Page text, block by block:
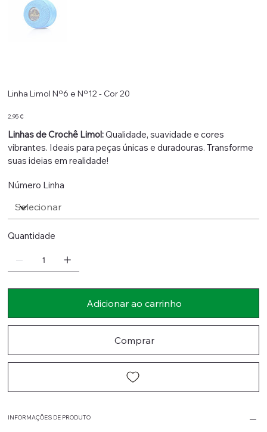
Linha Limol Nº6 e Nº12 - Cor 20
Preço
2,95 €
Linhas de Crochê Limol:Qualidade, suavidade e cores
vibrantes. Ideais para peças únicas e duradouras. Transforme
suas ideias em realidade!
Número Linha
Quantidade
Adicionar ao carrinho
Comprar
INFORMAÇÕES DE PRODUTO